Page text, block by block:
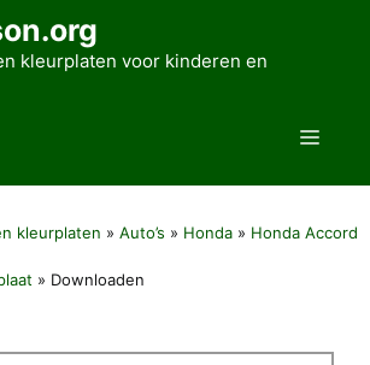
kleurplaten voor kinderen en
Menu
kleurplaten » Auto’s » Honda » Honda Accord
» Downloaden